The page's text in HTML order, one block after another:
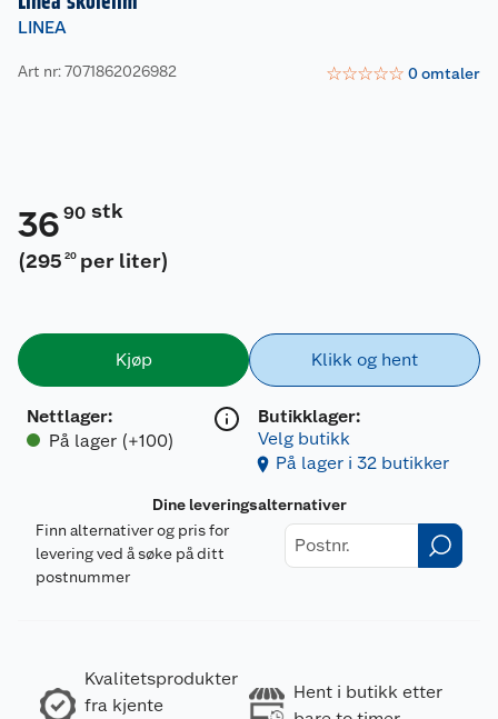
LINEA
Art nr: 7071862026982 ☆☆☆☆☆ 0omtaler
36 90 stk
(295 20 per liter)
Kjøp
Nettlager:
På lager (+100)
Klikk og hent
Butikklager:
Velg butikk
På lager i 32 butikker
Dine leveringsalternativer
Finn alternativer og pris for
levering ved å søke på ditt
postnummer
Kvalitetsprodukter
fra kjente
Hent i butikk etter